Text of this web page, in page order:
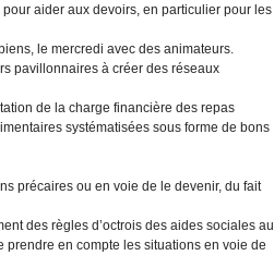
aider aux devoirs, en particulier pour les
le mercredi avec des animateurs.
pavillonnaires à créer des réseaux
de la charge financière des repas
systématisées sous forme de bons
précaires ou en voie de le devenir, du fait
des règles d’octrois des aides sociales au
en compte les situations en voie de